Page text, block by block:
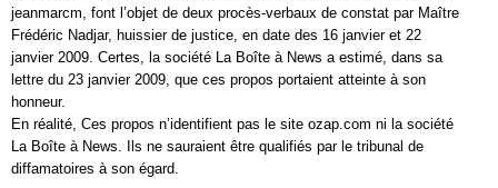
jeanmarcm, font l’objet de deux procès-verbaux de constat par Maître
Frédéric Nadjar, huissier de justice, en date des 16 janvier et 22
janvier 2009. Certes, la société La Boîte à News a estimé, dans sa
lettre du 23 janvier 2009, que ces propos portaient atteinte à son
honneur.
En réalité, Ces propos n’identifient pas le site ozap.com ni la société
La Boîte à News. Ils ne sauraient être qualifiés par le tribunal de
diffamatoires à son égard.